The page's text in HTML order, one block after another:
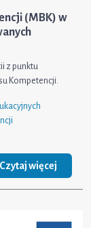
(MBK) w
z punktu
Kompetencji.
Czytaj więcej